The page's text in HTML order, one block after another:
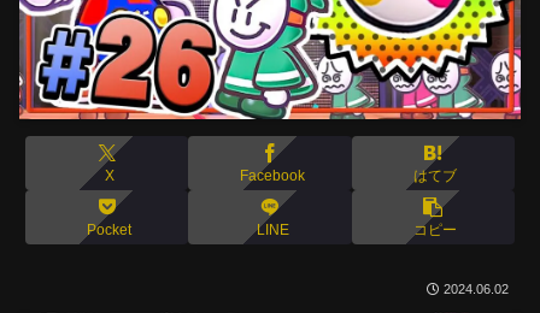
X Facebook はてブ
Pocket LINE コピー
2024.06.02